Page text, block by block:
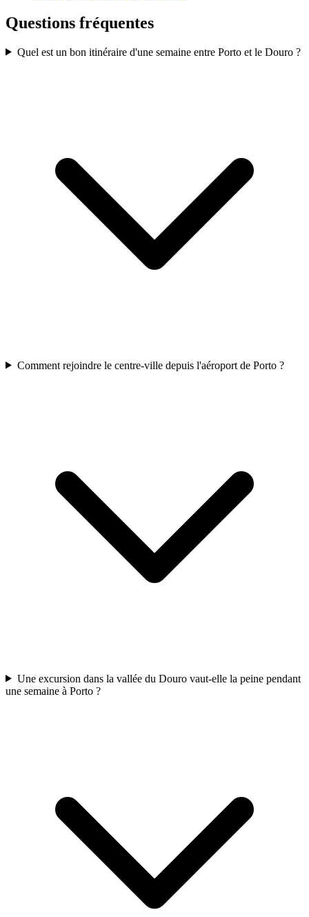
Questions fréquentes
Quel est un bon itinéraire d'une semaine entre Porto et le Douro ?
Comment rejoindre le centre-ville depuis l'aéroport de Porto ?
Une excursion dans la vallée du Douro vaut-elle la peine pendant
une semaine à Porto ?